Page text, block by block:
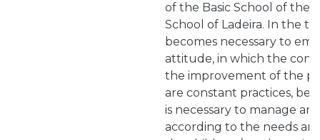
of the Basic School of the
School of Ladeira. In the
becomes necessary to
attitude, in which the
the improvement of the
are constant practices,
is necessary to manage
according to the needs